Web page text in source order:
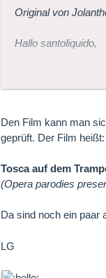
Original von
Hallo santoliquido,
Jolanthe
Den Film kann man
geprüft. Der Film heißt:
Tosca auf dem
(Opera parodies
Da sind noch ein paar
LG